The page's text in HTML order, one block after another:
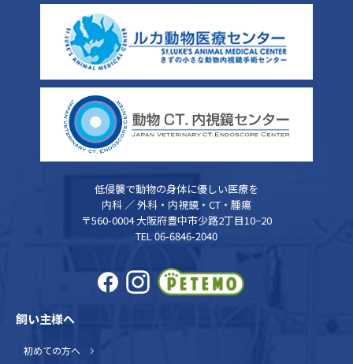
低侵襲で動物の身体に優しい医療を
内科 ／ 外科・内視鏡・CT・腫瘍
〒560-0004 大阪府豊中市少路2丁目10−20
TEL 06-6846-2040
飼い主様へ
初めての方へ